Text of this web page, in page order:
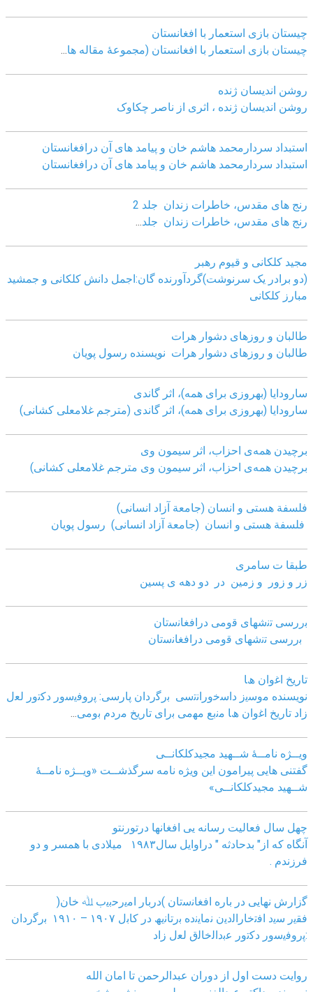
چيستان بازی استعمار با افغانستان
چيستان بازی استعمار با افغانستان (مجموعۀ مقاله ها
روشن اندیسان ژنده
روشن اندیسان ژنده ، اثری از ناصر چکاوک
استبداد سردارمحمد هاشم خان و پیامد های آن درافغانستان
استبداد سردارمحمد هاشم خان و پیامد های آن درافغانستان
رنج های مقدس، خاطرات زندان جلد 2
رنج های مقدس، خاطرات زندان جلد
مجید کلکانی و قیوم رهبر
(دو برادر یک سرنوشت)گردآورنده گان:اجمل دانش کلکانی و جمشید
مبارز کلکانی
طالبان و روزهای دشوار هرات
طالبان و روزهای دشوار هرات نویسنده رسول پویان
سارودایا (بهروزی برای همه)، اثر گاندی
سارودایا (بهروزی برای همه)، اثر گاندی (مترجم غلامعلی کشانی)
برچیدن همه‌ی احزاب، اثر سیمون وی
برچیدن همه‌ی احزاب، اثر سیمون وی مترجم غلامعلی کشانی)
فلسفة هستی و انسان (جامعة آزاد انسانی)
فلسفة هستی و انسان (جامعة آزاد انسانی) رسول پویان
طبقا ت سامری
زر و زور و زمین در دو دهه ی پسین
ﺑررﺳﯽ ﺗﻧﺷﮭﺎی ﻗوﻣﯽ دراﻓﻐﺎﻧﺳﺗﺎن
ﺑررﺳﯽ ﺗﻧﺷﮭﺎی ﻗوﻣﯽ دراﻓﻐﺎﻧﺳﺗﺎن
ﺗﺎرﯾﺦ اﻏوان ھﺎ
نویسنده ﻣوﺳﯾز داﺳﺧوراﻧﺗﺳﯽ ﺑرﮔردان ﭘﺎرﺳﯽ: ﭘروﻓﯾﺳور دﮐﺗور ﻟﻌل
زاد ﺗﺎرﯾﺦ اﻏوان ھﺎ ﻣﻧﺑﻊ ﻣﮭﻣﯽ ﺑرای ﺗﺎرﯾﺦ ﻣردم ﺑوﻣﯽ
ویــژه نامــۀ شــهید مجیدکلکانــی
گفتنی هایی پیرامون این ویژه نامه سرگذشــت «ویــژه نامــۀ
شــهید مجیدکلکانــی»
چهل سال فعالیت رسانه یی افغانها درتورنتو
آنگاه که از" بدحادثه " دراوایل سال۱۹۸۳ میلادی با همسر و دو
فرزندم .
ﮔزارش ﻧﮭﺎﯾﯽ در ﺑﺎره اﻓﻐﺎﻧﺳﺗﺎن )درﺑﺎر اﻣﯾرﺣﺑﯾب ﷲ ﺧﺎن(
ﻓﻘﯾر ﺳﯾد اﻓﺗﺧﺎراﻟدﯾن ﻧﻣﺎﯾﻧده ﺑرﺗﺎﻧﯾﮫ در ﮐﺎﺑل ١٩٠٧ – ١٩١٠ ﺑرﮔردان
:ﭘروﻓﯾﺳور دﮐﺗور ﻋﺑداﻟﺧﺎﻟق ﻟﻌل زاد
روایت دست اول از دوران عبدالرحمن تا امان الله